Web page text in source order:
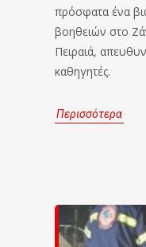
πρόσφατα ένα
βοηθειών στο
Πειραιά,
καθηγητές.
Περισσότερα